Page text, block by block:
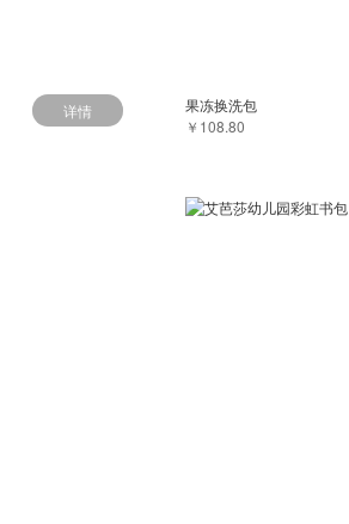
详情
果冻换洗包
￥108.80